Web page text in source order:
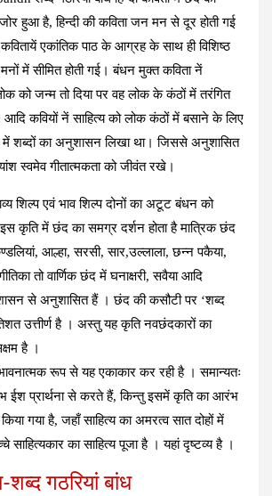
हुआ है, हिन्दी की कविता जन मन से दूर होती गई
एकांतिक पाठ के आग्रह के साथ ही विशिष्ठ
मनों में सीमित होती गई। बंधन मुक्त कविता नें
को जन्म तो दिया पर वह लोक के कंठों में तरंगित
कवियों नें साहित्य को लोक कंठों में बसाने के लिए
शब्दों का अनुशासन लिखा था। जिससे अनुशासित
स्वमेव गीतात्मकता को जीवंत रखे।
शिल्प एवं भाव शिल्प दोनों का अटूट बंधन को
इस कृति में छंद का समग्र दर्शन होता है मात्रिक छंद
आल्हा, सरसी, सार,उल्लाला, छन्न पकैया,
तो वार्णिक छंद में घनाक्षरी, सवैया आदि
से अनुशासित हैं । छंद की कसौटी पर ‘शब्द
उत्तीर्ण है । अस्तु यह कृति नवछंदकारों का
है ।
भावनात्मक रूप से यह एकाकार कर रही है । समान्यतः
ईश प्रार्थना से करते हैं, किन्तु इसमें कृति का आरंभ
गया है, जहाँ साहित्य का अमरत्व सात दोहों में
साहित्यकार का साहित्य पूजा है । यहां दृष्‍टव्‍‍य है ।
शब्‍द गठरियां बांध